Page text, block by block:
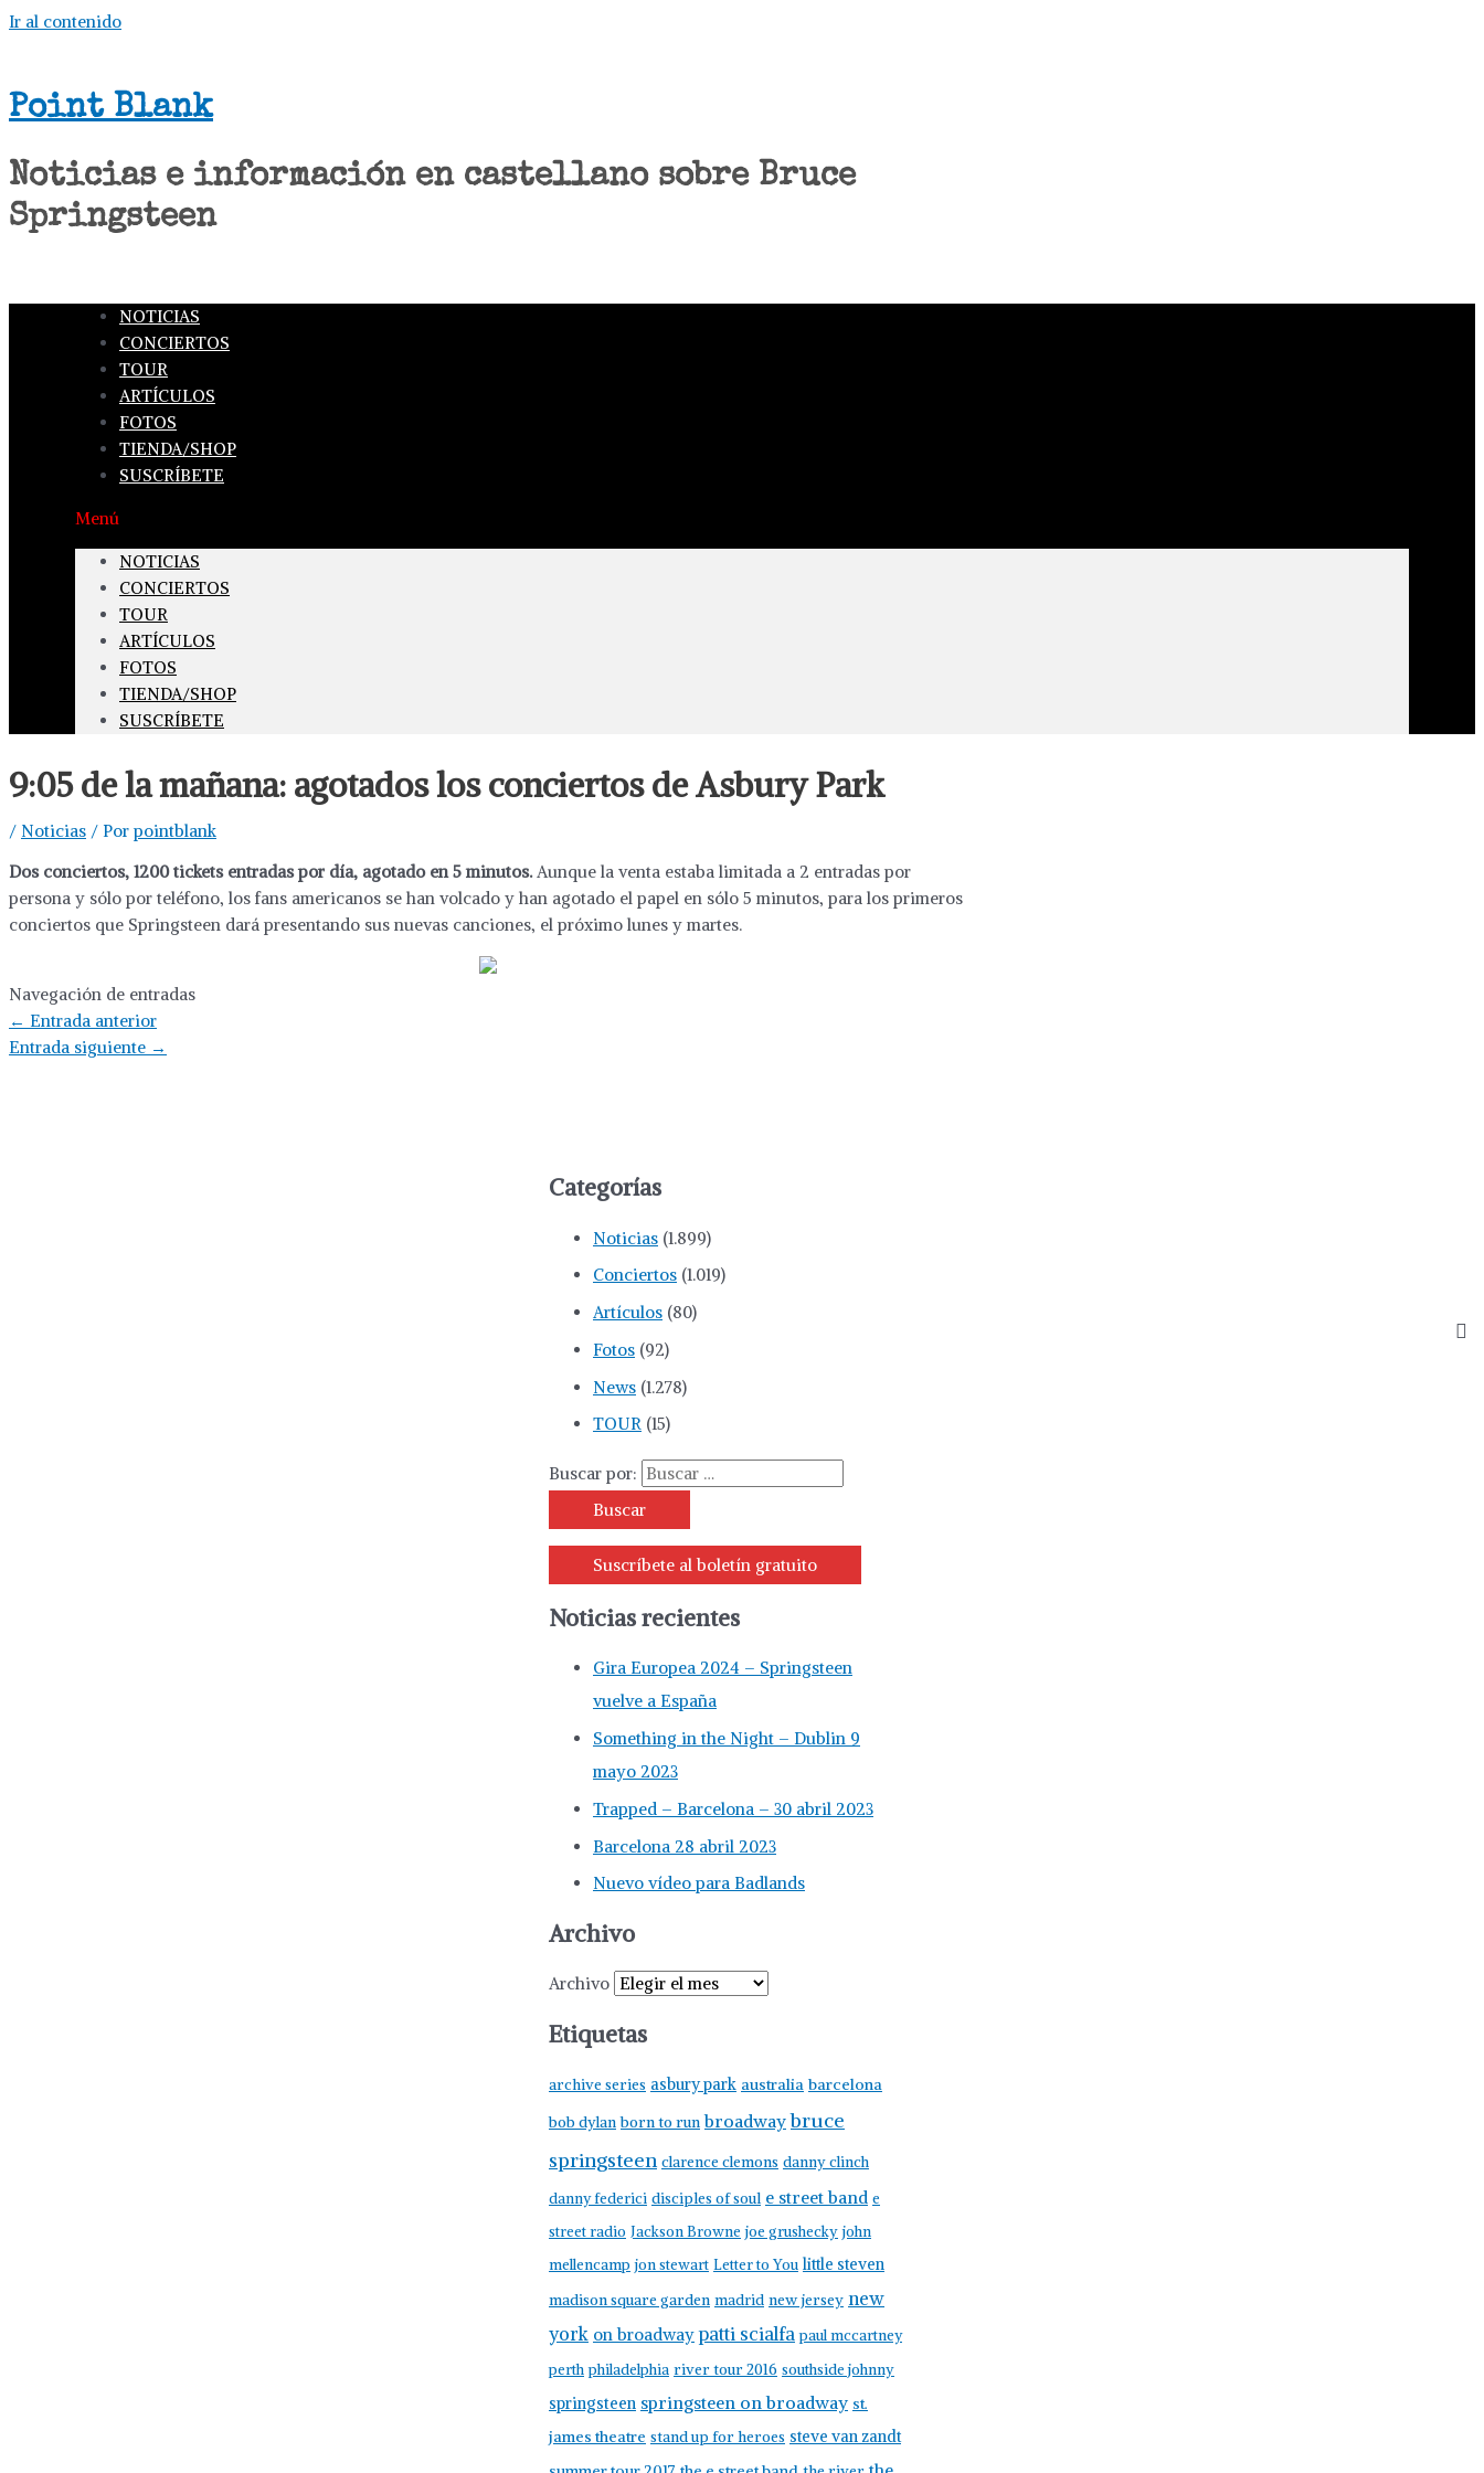
Ir al contenido
Point Blank
Noticias e información en castellano sobre Bruce
Springsteen
NOTICIAS
CONCIERTOS
TOUR
ARTÍCULOS
FOTOS
TIENDA/SHOP
SUSCRÍBETE
Menú
NOTICIAS
CONCIERTOS
TOUR
ARTÍCULOS
FOTOS
TIENDA/SHOP
SUSCRÍBETE
9:05 de la mañana: agotados los conciertos de Asbury Park
/ Noticias / Por pointblank
Dos conciertos, 1200 tickets entradas por día, agotado en 5 minutos.Aunque la venta estaba limitada a 2 entradas por
persona y sólo por teléfono, los fans americanos se han volcado y han agotado el papel en sólo 5 minutos, para los primeros
conciertos que Springsteen dará presentando sus nuevas canciones, el próximo lunes y martes.
Navegación de entradas
← Entrada anterior
Entrada siguiente →
Categorías
Noticias (1.899)
Conciertos (1.019)
Artículos (80)
Fotos (92)
News (1.278)
TOUR (15)
Buscar por:
Suscríbete al boletín gratuito
Noticias recientes
Gira Europea 2024 – Springsteen
vuelve a España
Something in the Night – Dublin 9
mayo 2023
Trapped – Barcelona – 30 abril 2023
Barcelona 28 abril 2023
Nuevo vídeo para Badlands
Archivo
Archivo
Etiquetas
archive series asbury park australia barcelona
bob dylan born to run broadway bruce
springsteen clarence clemons danny clinch
danny federici disciples of soul e street band e
street radio Jackson Browne joe grushecky john
mellencamp jon stewart Letter to You little steven
madison square garden madrid new jersey new
york on broadway patti scialfa paul mccartney
perth philadelphia river tour 2016 southside johnny
springsteen springsteen on broadway st.
james theatre stand up for heroes steve van zandt